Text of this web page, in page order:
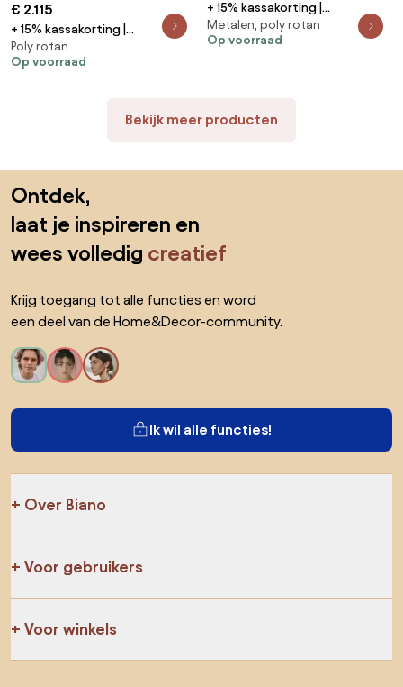
€ 2.115
+ 15% kassakorting |
Loungebank Tuin Apple Bee |
Wicker (vlechtwerk) | 3
Poly rotan
Op voorraad
+ 15% kassakorting |
Loungebank Tuin Zavelli |
Aluminium | 3 personen |
Metalen, poly rotan
Op voorraad
Bekijk meer producten
Ontdek,
laat je inspireren en
wees volledig creatief
Krijg toegang tot alle functies en word
een deel van de Home&Decor-community.
Ik wil alle functies!
Over Biano
Voor gebruikers
Voor winkels